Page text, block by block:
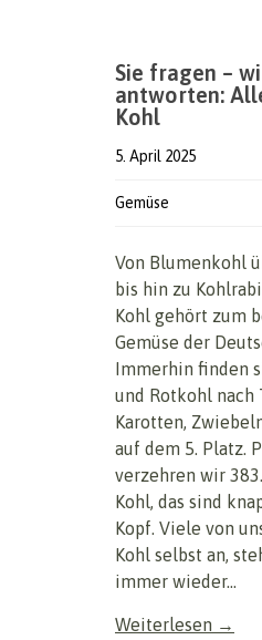
Sie fragen –
antworten:
Kohl
5. April 2025
Gemüse
Von Blumenkohl
bis hin zu
Kohl gehört zum
Gemüse der
Immerhin finden
und Rotkohl nach
Karotten,
auf dem 5. Platz.
verzehren wir
Kohl, das sind
Kopf. Viele von
Kohl selbst an,
immer wieder...
Weiterlesen →